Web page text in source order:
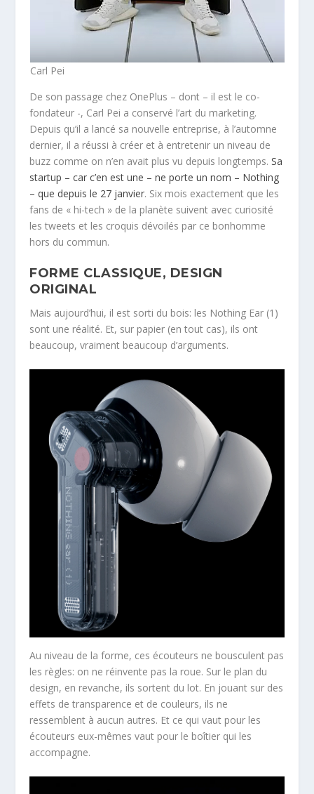
Carl Pei
De son passage chez OnePlus – dont – il est le co-
fondateur -, Carl Pei a conservé l’art du marketing.
Depuis qu’il a lancé sa nouvelle entreprise, à l’automne
dernier, il a réussi à créer et à entretenir un niveau de
buzz comme on n’en avait plus vu depuis longtemps.Sa
startup – car c’en est une – ne porte un nom – Nothing
– que depuis le 27 janvier. Six mois exactement que les
fans de « hi-tech » de la planète suivent avec curiosité
les tweets et les croquis dévoilés par ce bonhomme
hors du commun.
FORME CLASSIQUE, DESIGN
ORIGINAL
Mais aujourd’hui, il est sorti du bois: les Nothing Ear (1)
sont une réalité. Et, sur papier (en tout cas), ils ont
beaucoup, vraiment beaucoup d’arguments.
Au niveau de la forme, ces écouteurs ne bousculent pas
les règles: on ne réinvente pas la roue. Sur le plan du
design, en revanche, ils sortent du lot. En jouant sur des
effets de transparence et de couleurs, ils ne
ressemblent à aucun autres. Et ce qui vaut pour les
écouteurs eux-mêmes vaut pour le boîtier qui les
accompagne.